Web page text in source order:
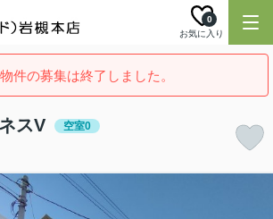
お気に入り
0
件の募集は終了しました。
スV 空室0